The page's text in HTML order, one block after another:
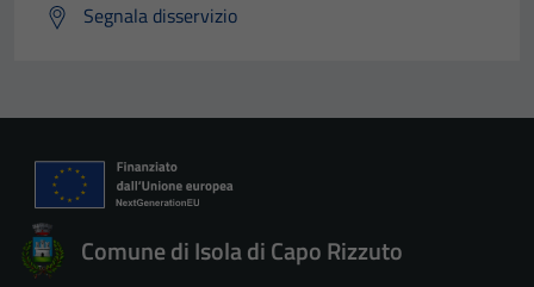
Segnala disservizio
Comune di Isola di Capo Rizzuto